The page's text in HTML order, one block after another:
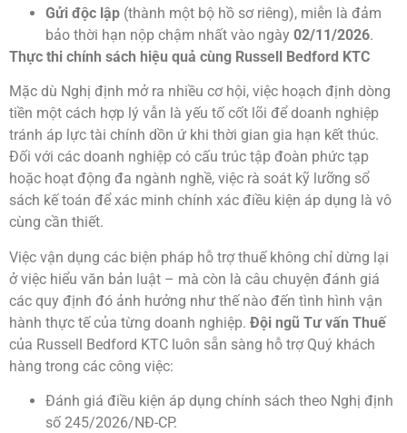
Gửi độc lập (thành một bộ hồ sơ riêng), miễn là đảm
bảo thời hạn nộp chậm nhất vào ngày 02/11/2026.
Thực thi chính sách hiệu quả cùng Russell Bedford KTC
Mặc dù Nghị định mở ra nhiều cơ hội, việc hoạch định dòng
tiền một cách hợp lý vẫn là yếu tố cốt lõi để doanh nghiệp
tránh áp lực tài chính dồn ứ khi thời gian gia hạn kết thúc.
Đối với các doanh nghiệp có cấu trúc tập đoàn phức tạp
hoặc hoạt động đa ngành nghề, việc rà soát kỹ lưỡng sổ
sách kế toán để xác minh chính xác điều kiện áp dụng là vô
cùng cần thiết.
Việc vận dụng các biện pháp hỗ trợ thuế không chỉ dừng lại
ở việc hiểu văn bản luật – mà còn là câu chuyện đánh giá
các quy định đó ảnh hưởng như thế nào đến tình hình vận
hành thực tế của từng doanh nghiệp. Đội ngũ Tư vấn Thuế
của Russell Bedford KTC luôn sẵn sàng hỗ trợ Quý khách
hàng trong các công việc:
Đánh giá điều kiện áp dụng chính sách theo Nghị định
số 245/2026/NĐ-CP.